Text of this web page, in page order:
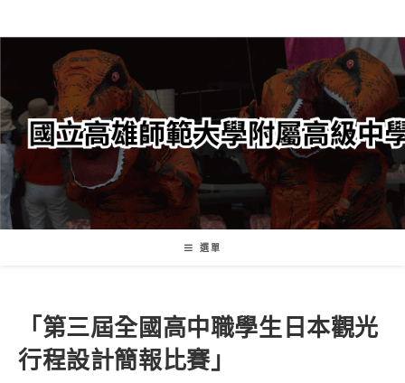
轉
要
內
容
選單
「第三屆全國高中職學生日本觀光
行程設計簡報比賽」